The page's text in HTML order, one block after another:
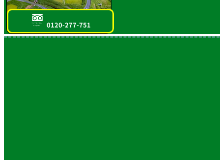
フリーダイヤル
スマホOK!! 0120-277-751